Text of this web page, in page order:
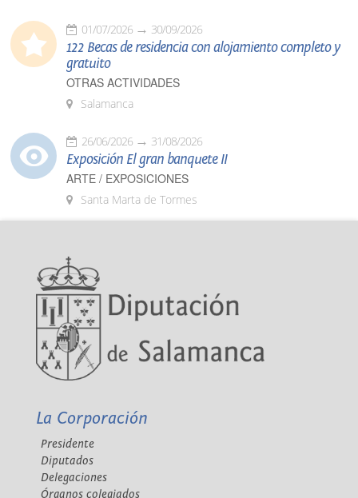
01/07/2026 30/09/2026
122 Becas de residencia con alojamiento completo y
gratuito
OTRAS ACTIVIDADES
Salamanca
26/06/2026 31/08/2026
Exposición El gran banquete II
ARTE / EXPOSICIONES
Santa Marta de Tormes
La Corporación
Presidente
Diputados
Delegaciones
Órganos colegiados